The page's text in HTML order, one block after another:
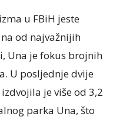
u FBiH jeste
od najvažnijih
Una je fokus brojnih
U posljednje dvije
je više od 3,2
parka Una, što